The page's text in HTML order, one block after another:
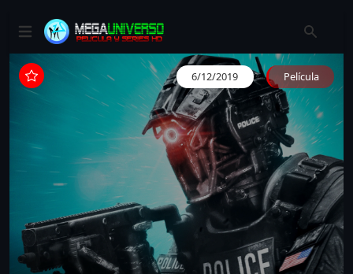
6/12/2019 Película